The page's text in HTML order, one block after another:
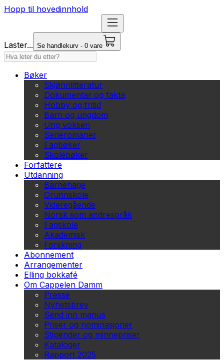
Hopp til hovedinnhold
Laster... Se handlekurv - 0 vare
Bøker
Skjønnlitteratur
Dokumentar og fakta
Hobby og fritid
Barn og ungdom
Ung voksen
Serieromaner
Fagbøker
Skolebøker
Forfattere
Utdanning
Barnehage
Grunnskole
Videregående
Norsk som andrespråk
Fagskole
Akademisk
Forskning
Abonnement
Arrangementer
Elling bokkafé
Om Cappelen Damm
Presse
Nyhetsbrev
Send inn manus
Priser og nominasjoner
Stipender og minnepriser
Kataloger
Rapport 2025